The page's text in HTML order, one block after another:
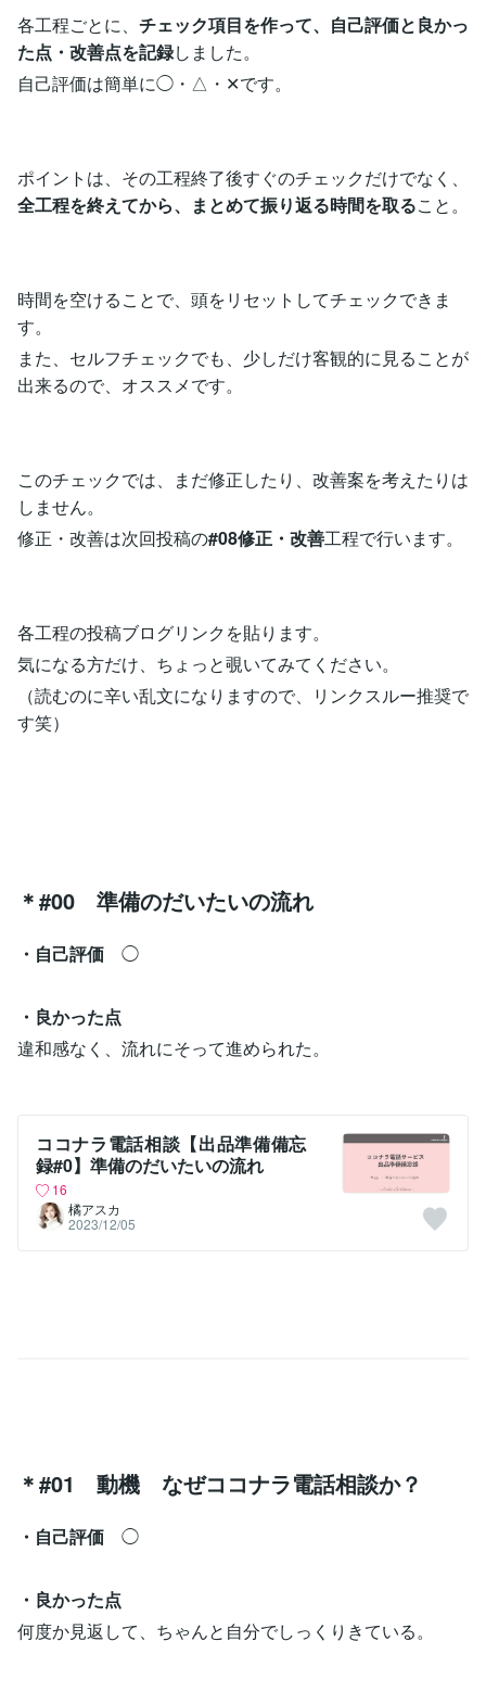
各工程ごとに、 チェック項目を作って、自己評価と良かっ
た点・改善点を記録しました。
自己評価は簡単に◯・△・✕です。
ポイントは、その工程終了後すぐのチェックだけでなく、
全工程を終えてから、まとめて振り返る時間を取ること。
時間を空けることで、頭をリセットしてチェックできま
す。
また、セルフチェックでも、少しだけ客観的に見ることが
出来るので、オススメです。
このチェックでは、まだ修正したり、改善案を考えたりは
しません。
修正・改善は次回投稿の#08修正・改善工程で行います。
各工程の投稿ブログリンクを貼ります。
気になる方だけ、ちょっと覗いてみてください。
（読むのに辛い乱文になりますので、リンクスルー推奨で
す笑）
＊#00 準備のだいたいの流れ
・自己評価 ◯
・良かった点
違和感なく、流れにそって進められた。
ココナラ電話相談【出品準備備忘
録#0】準備のだいたいの流れ
16
橘アスカ
2023/12/05
＊#01 動機 なぜココナラ電話相談か？
・自己評価 ◯
・良かった点
何度か見返して、ちゃんと自分でしっくりきている。